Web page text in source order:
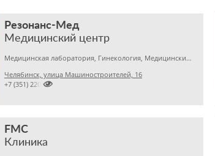
Резонанс-Мед
Медицинский центр
Медицинская лаборатория, Гинекология, Медицинский центр
Челябинск, улица Машиностроителей, 16

+7 (351) 2201031
FMC
Клиника